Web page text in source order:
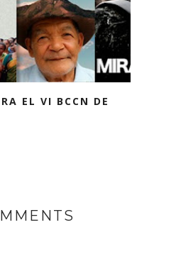
EL VI BCCN DE